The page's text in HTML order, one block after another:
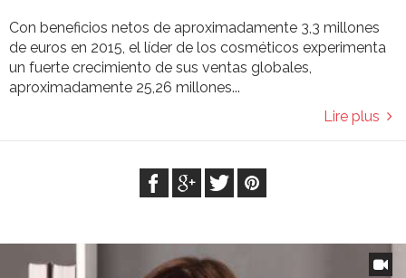
Con beneficios netos de aproximadamente 3,3 millones
de euros en 2015, el líder de los cosméticos experimenta
un fuerte crecimiento de sus ventas globales,
aproximadamente 25,26 millones...
Lire plus